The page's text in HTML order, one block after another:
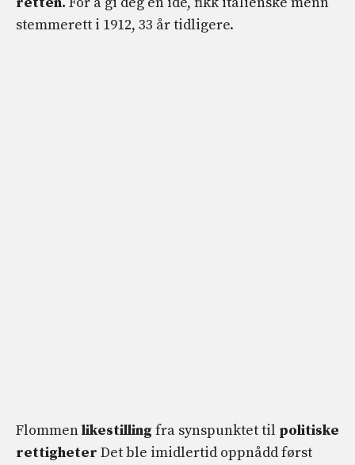
stemmerett i 1912, 33 år tidligere.
Flommenlikestilling fra synspunktet til politiske
rettigheter Det ble imidlertid oppnådd først